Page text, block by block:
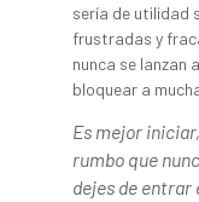
sería de utilidad
frustradas y
nunca se lanzan
bloquear a
Es mejor
rumbo que
dejes de entrar